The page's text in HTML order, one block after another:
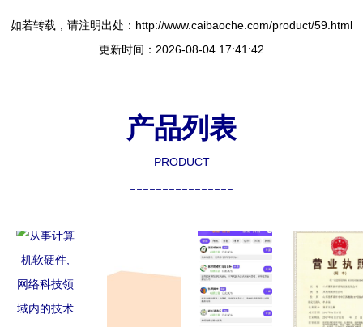
如若转载，请注明出处：http://www.caibaoche.com/product/59.html
更新时间：2026-08-04 17:41:42
产品列表
PRODUCT
----------------